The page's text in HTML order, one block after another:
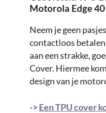
Motorola Edge
Neem je geen
contactloos
aan een strakke,
Cover. Hiermee
design van je
-> Een TPU cover